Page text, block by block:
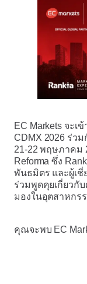
EC Markets จะเ
CDMX 2026 ร่ว
21-22 พฤษภาคม
Reforma ซึ่ง
พันธมิตร และผู้เ
ร่วมพูดคุยเกี่ยวกั
มองในอุตสาหกร
คุณจะพบ EC